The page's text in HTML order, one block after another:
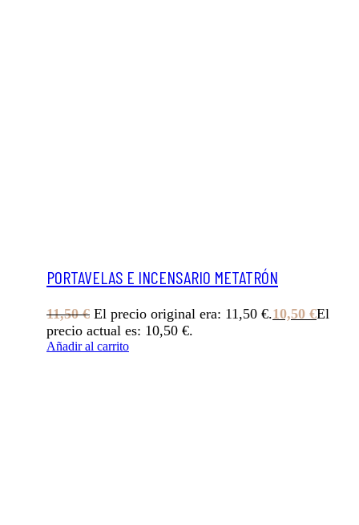
PORTAVELAS E INCENSARIO METATRÓN
11,50€ El precio original era: 11,50 €.10,50 €El
precio actual es: 10,50 €.
Añadir al carrito